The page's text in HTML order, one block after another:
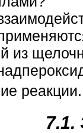
из
реакции.
7.1.